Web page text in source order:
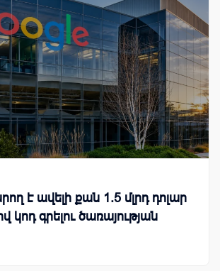
է ավելի քան 1.5 մլրդ դոլար
կոդ գրելու ծառայության